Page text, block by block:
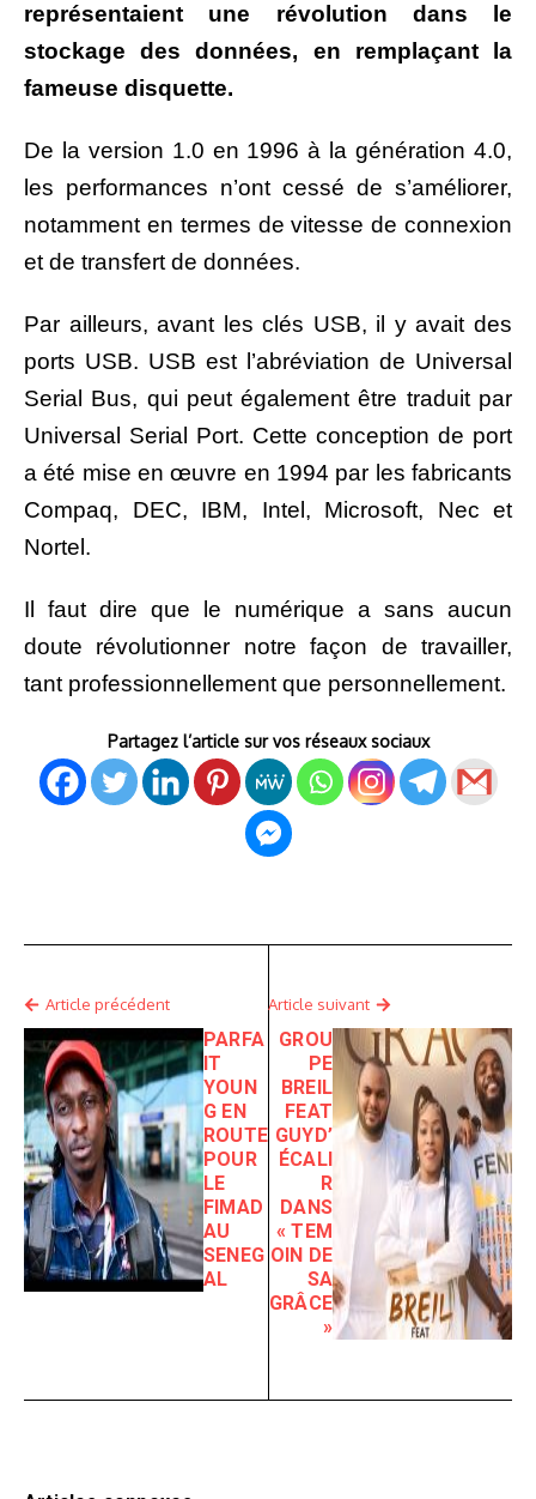
représentaient une révolution dans le
stockage des données, en remplaçant la
fameuse disquette.
De la version 1.0 en 1996 à la génération 4.0,
les performances n’ont cessé de s’améliorer,
notamment en termes de vitesse de connexion
et de transfert de données.
Par ailleurs, avant les clés USB, il y avait des
ports USB. USB est l’abréviation de Universal
Serial Bus, qui peut également être traduit par
Universal Serial Port. Cette conception de port
a été mise en œuvre en 1994 par les fabricants
Compaq, DEC, IBM, Intel, Microsoft, Nec et
Nortel.
Il faut dire que le numérique a sans aucun
doute révolutionner notre façon de travailler,
tant professionnellement que personnellement.
Partagez l’article sur vos réseaux sociaux
Article précédent
PARFA
IT
YOUN
G EN
ROUTE
POUR
LE
FIMAD
AU
SENEG
AL
Article suivant
GROU
PE
BREIL
FEAT
GUYD’
ÉCALI
R
DANS
« TEM
OIN DE
SA
GRÂCE
»